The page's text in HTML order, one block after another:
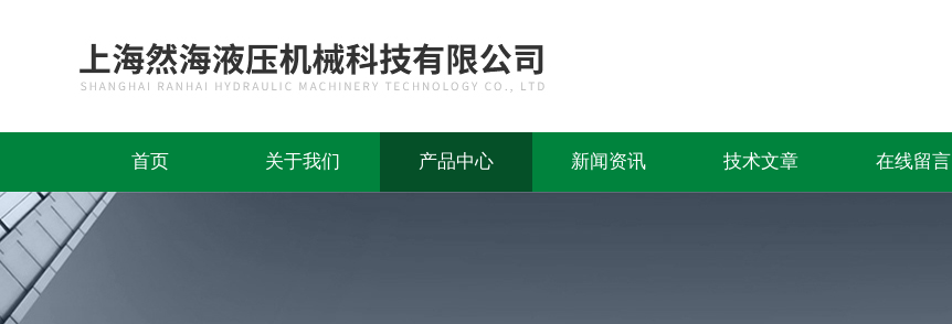
首页 关于我们 产品中心 新闻资讯 技术文章 在线留言